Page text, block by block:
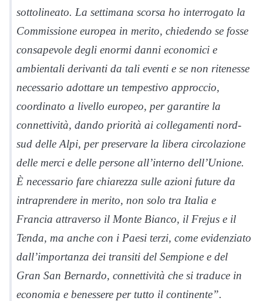
sottolineato. La settimana scorsa ho interrogato la
Commissione europea in merito, chiedendo se fosse
consapevole degli enormi danni economici e
ambientali derivanti da tali eventi e se non ritenesse
necessario adottare un tempestivo approccio,
coordinato a livello europeo, per garantire la
connettività, dando priorità ai collegamenti nord-
sud delle Alpi, per preservare la libera circolazione
delle merci e delle persone all’interno dell’Unione.
È necessario fare chiarezza sulle azioni future da
intraprendere in merito, non solo tra Italia e
Francia attraverso il Monte Bianco, il Frejus e il
Tenda, ma anche con i Paesi terzi, come evidenziato
dall’importanza dei transiti del Sempione e del
Gran San Bernardo, connettività che si traduce in
economia e benessere per tutto il continente”.